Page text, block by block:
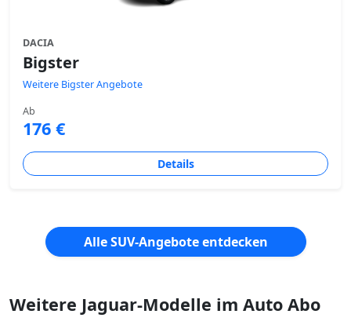
DACIA
Bigster
Weitere Bigster Angebote
Ab
176 €
Details
Alle SUV-Angebote entdecken
Weitere Jaguar-Modelle im Auto Abo